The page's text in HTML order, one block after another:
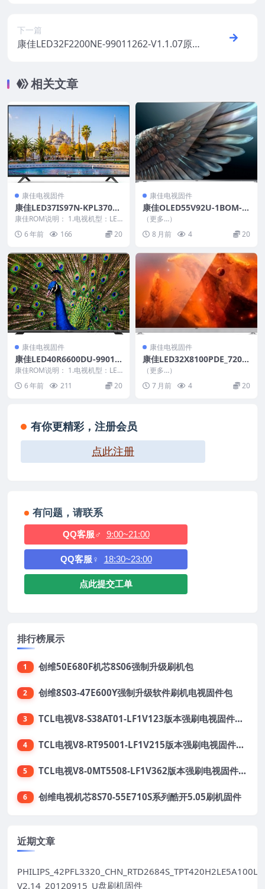
下一篇
康佳LED32F2200NE-99011262-V1.1.07原
相关文章
康佳电视固件
康佳LED37IS97N-KPL370A
1C3E1-V1.2.25-99007330原
厂系统刷机电视固件包下载
康佳ROM说明： 1.电视机型：LED
37IS97N 2.物料号：9900733...
6 年前 166 20
康佳电视固件
康佳OLED55V92U-1BOM-9
9016690-V1.0.07-71003441
_U盘刷机固件
（更多…）
8 月前
4 20
康佳电视固件
康佳LED40R6600DU-99012
618-V1.0.10原厂系统刷机电
视固件包下载
康佳ROM说明： 1.电视机型：LED
40R6600DU 2.物料号：99012...
6 年前 211 20
康佳电视固件
康佳LED32X8100PDE_7200
0813_V1.0.01_U盘刷机固件
（更多…）
7 月前
4 20
有你更精彩，注册会员
点此注册
有问题，请联系
QQ客服♂ 9:00~21:00
QQ客服♀ 18:30~23:00
点此提交工单
排行榜展示
1 创维50E680F机芯8S06强制升级刷机包
2 创维8S03-47E600Y强制升级软件刷机电视固件包
3 TCL电视V8-S38AT01-LF1V123版本强刷电视固件包下载
4 TCL电视V8-RT95001-LF1V215版本强刷电视固件包下载
5 TCL电视V8-0MT5508-LF1V362版本强刷电视固件包下载
6 创维电视机芯8S70-55E710S系列酷开5.05刷机固件
近期文章
V2.14_20120915_U盘刷机固件